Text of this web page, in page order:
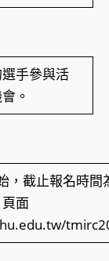
手參與活
。
，截止報名時
面